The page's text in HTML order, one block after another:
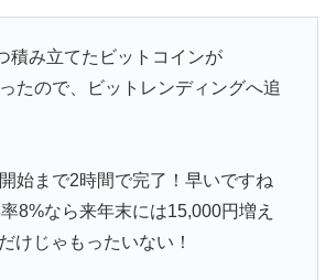
積み立てたビットコインが
たので、ビットレンディングへ追
始まで2時間で完了！早いですね
8%なら来年末には15,000円増え
けじゃもったいない！